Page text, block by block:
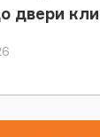
двери